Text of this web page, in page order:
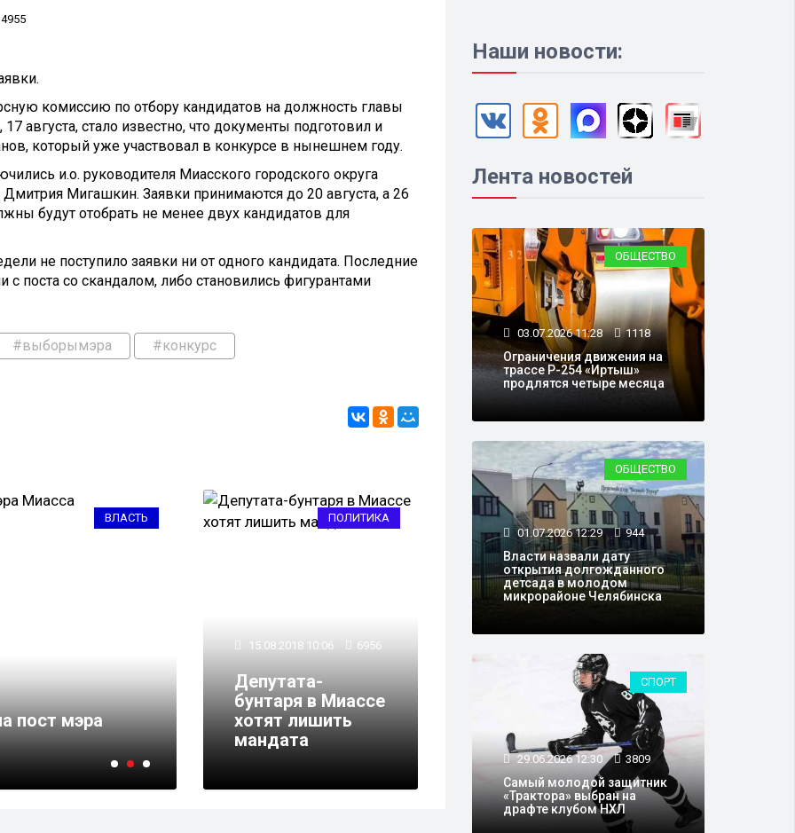
4955
комиссию по отбору кандидатов на должность главы
августа, стало известно, что документы подготовил и
который уже участвовал в конкурсе в нынешнем году.
и.о. руководителя Миасского городского округа
Мигашкин. Заявки принимаются до 20 августа, а 26
будут отобрать не менее двух кандидатов для
не поступило заявки ни от одного кандидата. Последние
с поста со скандалом, либо становились фигурантами
#выборымэра #конкурс
ВЛАСТЬ
пост мэра
ВЛАСТЬ
29.05.2018 13:41 5255
Пять человек желают возглавить Миасс
ПОЛИТИКА
15.08.2018 10:06 6956
Депутата-
бунтаря в Миассе
хотят лишить
мандата
Наши новости:
Лента новостей
ОБЩЕСТВО
03.07.2026 11:28 1118
Ограничения движения на
трассе Р-254 «Иртыш»
продлятся четыре месяца
ОБЩЕСТВО
01.07.2026 12:29 944
Власти назвали дату
открытия долгожданного
детсада в молодом
микрорайоне Челябинска
СПОРТ
29.06.2026 12:30 3809
Самый молодой защитник
«Трактора» выбран на
драфте клубом НХЛ